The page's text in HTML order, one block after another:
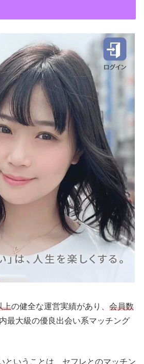
上の健全な運営実績があり、 会員数
最大級の優良出会い系マッチング
ということは、セフレとのマッチン